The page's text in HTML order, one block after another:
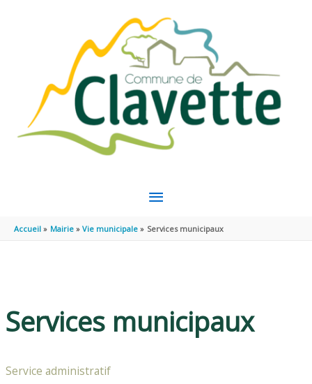
MENU
PRINCIPAL
Accueil Mairie Vie municipale Services municipaux
Services municipaux
Service administratif